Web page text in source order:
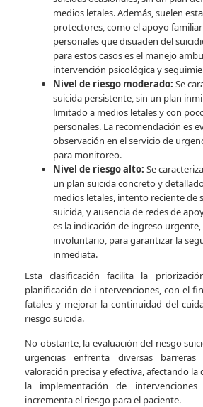
medios letales. Además, suelen
protectores, como el apoyo
personales que disuaden del
para estos casos es el manejo
intervención psicológica y
Nivel de riesgo moderado: Se
suicida persistente, sin un plan
limitado a medios letales y con
personales. La recomendación es
observación en el servicio de
para monitoreo.
Nivel de riesgo alto: Se
un plan suicida concreto y
medios letales, intento reciente de
suicida, y ausencia de redes de
es la indicación de ingreso
involuntario, para garantizar la
inmediata.
Esta clasificación facilita la
planificación de i ntervenciones, con el
fatales y mejorar la continuidad del
riesgo suicida.
No obstante, la evaluación del riesgo
urgencias enfrenta diversas
valoración precisa y efectiva, afectando
la implementación de
incrementa el riesgo para el paciente.